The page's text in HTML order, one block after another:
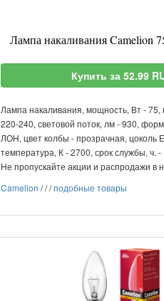
Лампа накаливания Camelion
Купить за 52.99
Лампа накаливания, мощность, Вт -
220-240, световой поток, лм - 930,
ЛОН, цвет колбы - прозрачная, цоколь
температура, К - 2700, срок службы, ч. -
Не пропускайте акции и распродажи в
Camelion ///подобные товары